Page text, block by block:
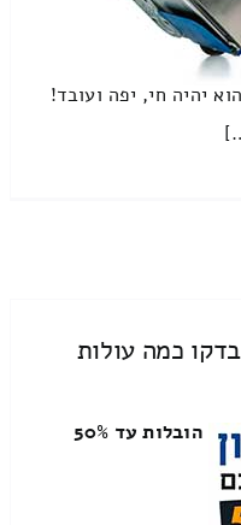
יהיה חי, יפה ועובד!
כמה עולות
הובלות עד 50%